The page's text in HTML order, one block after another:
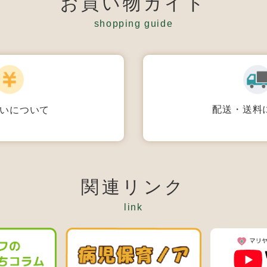
shopping guide
について 配送・送料
関連リンク
link